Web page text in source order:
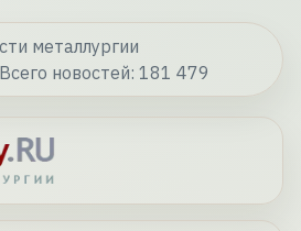
металлургии
Всего новостей: 181 479